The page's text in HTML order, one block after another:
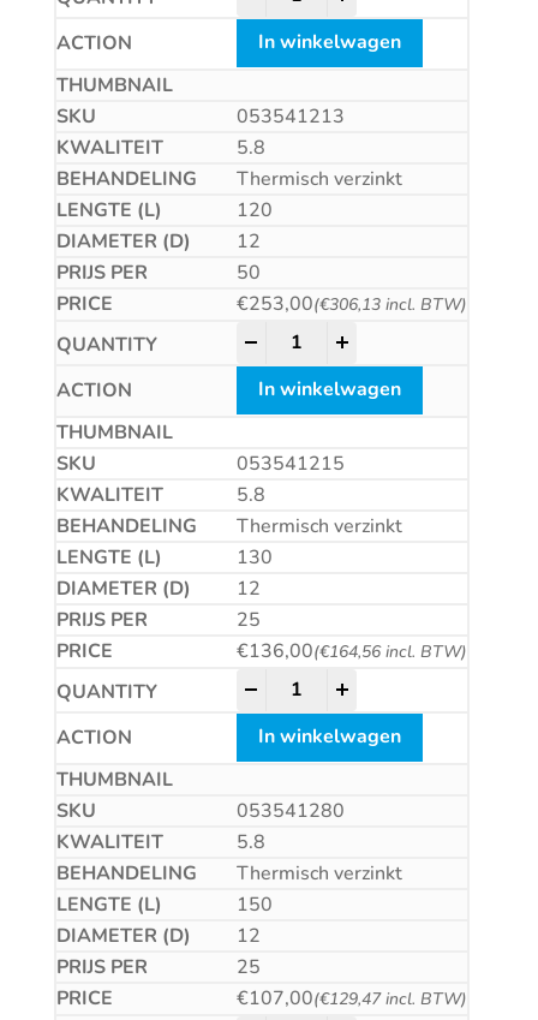
In winkelwagen
053541213
5.8
Thermisch verzinkt
120
12
50
€253,00(€306,13incl. BTW)
Betonschroef CS quantity
In winkelwagen
053541215
5.8
Thermisch verzinkt
130
12
25
€136,00(€164,56incl. BTW)
Betonschroef CS quantity
In winkelwagen
053541280
5.8
Thermisch verzinkt
150
12
25
€107,00(€129,47incl. BTW)